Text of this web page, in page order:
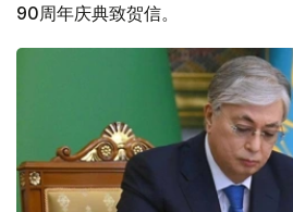
90周年庆典致贺信。